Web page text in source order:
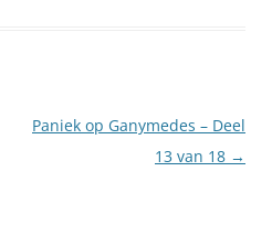
Paniek op Ganymedes – Deel
13 van 18 →